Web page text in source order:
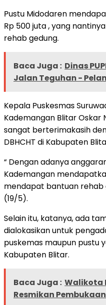
Pustu Midodaren
Rp 500 juta , yang
rehab gedung.
Baca Juga : Dinas
Jalan Teguhan -
Kepala Puskesmas
Kademangan Blitar Oskar
sangat berterimakasih
DBHCHT di Kabupaten
“ Dengan adanya
Kademangan
mendapat bantuan rehab
(19/5).
Selain itu, katanya, ada
dialokasikan untuk
puskemas maupun pustu
Kabupaten Blitar.
Baca Juga : Walikota
Resmikan